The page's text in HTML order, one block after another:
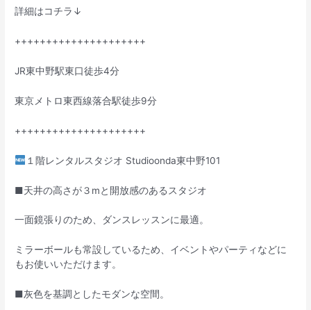
詳細はコチラ↓
+++++++++++++++++++++
JR東中野駅東口徒歩4分
東京メトロ東西線落合駅徒歩9分
+++++++++++++++++++++
１階レンタルスタジオ Studioonda東中野101
■天井の高さが３mと開放感のあるスタジオ
一面鏡張りのため、ダンスレッスンに最適。
ミラーボールも常設しているため、イベントやパーティなどに
もお使いいただけます。
■灰色を基調としたモダンな空間。